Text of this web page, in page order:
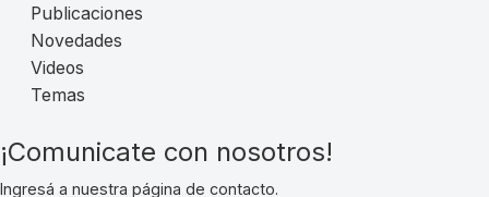
Publicaciones
Novedades
Videos
Temas
¡Comunicate con nosotros!
Ingresá a nuestra página de contacto.